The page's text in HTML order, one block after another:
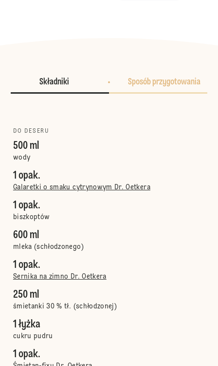
Składniki Sposób przygotowania
DO DESERU
500 ml
wody
1 opak.
Galaretki o smaku cytrynowym Dr. Oetkera
1 opak.
biszkoptów
600 ml
mleka (schłodzonego)
1 opak.
Sernika na zimno Dr. Oetkera
250 ml
śmietanki 30 % tł. (schłodzonej)
1 łyżka
cukru pudru
1 opak.